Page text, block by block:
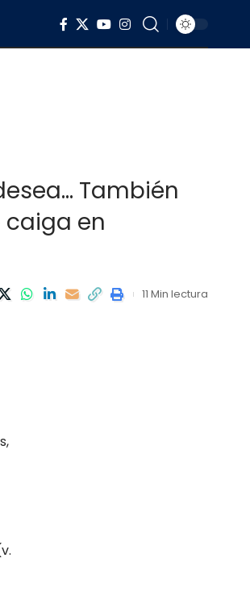
También
en
11 Min lectura